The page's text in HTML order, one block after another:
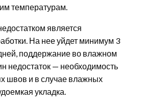
температурам.
является
На нее уйдет минимум 3
поддержание во влажном
недостаток — необходимость
швов и в случае влажных
укладка.